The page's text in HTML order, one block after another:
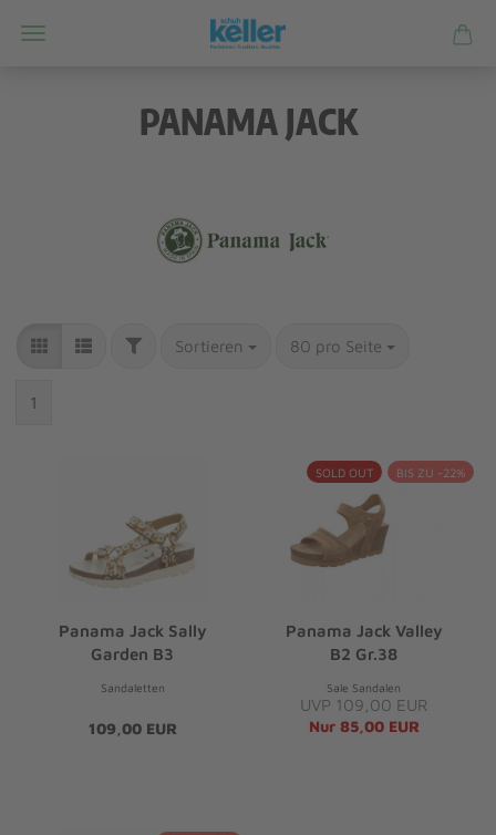
PANAMA JACK
Sortieren 80 pro Seite
1
Panama Jack Sally
Garden B3
Sandaletten
109,00 EUR
SOLD OUT BIS ZU -22%
Panama Jack Valley
B2 Gr.38
Sale Sandalen
UVP 109,00 EUR
Nur 85,00 EUR